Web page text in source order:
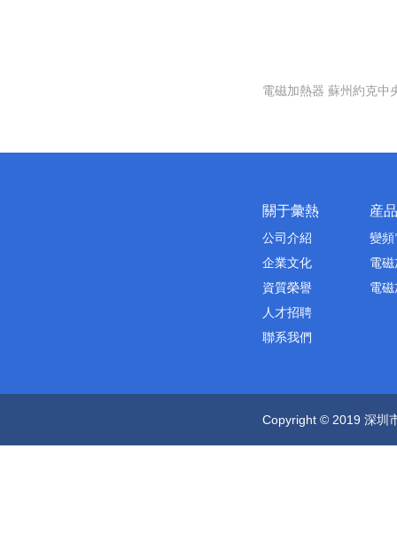
電磁加熱器 蘇州約克中
關于彙熱
公司介紹
企業文化
資質榮譽
人才招聘
聯系我們
産
變頻
電
電
Copyright © 2019 深圳